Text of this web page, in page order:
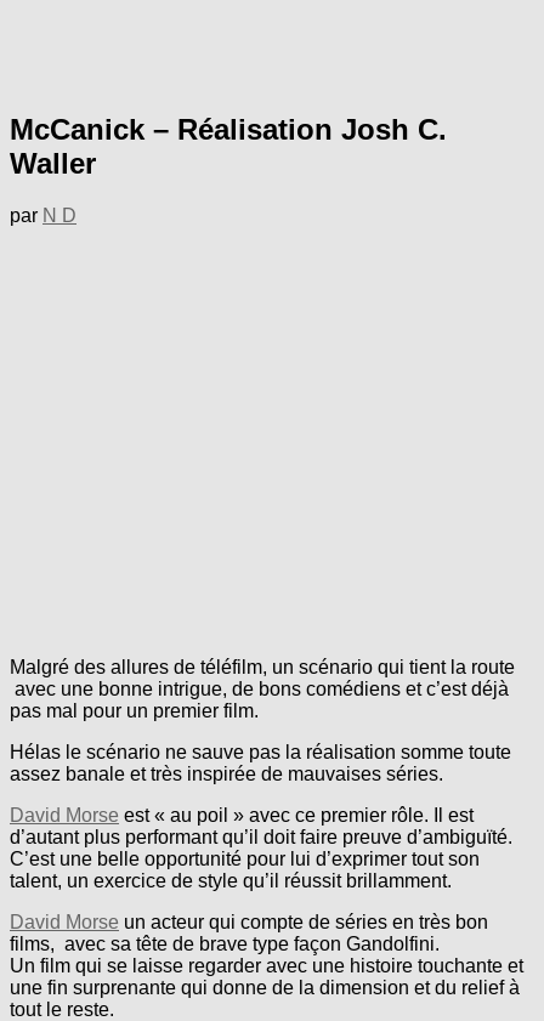
McCanick – Réalisation Josh C.
Waller
par N D
Malgré des allures de téléfilm, un scénario qui tient la route
avec une bonne intrigue, de bons comédiens et c’est déjà
pas mal pour un premier film.
Hélas le scénario ne sauve pas la réalisation somme toute
assez banale et très inspirée de mauvaises séries.
David Morse est « au poil » avec ce premier rôle. Il est
d’autant plus performant qu’il doit faire preuve d’ambiguïté.
C’est une belle opportunité pour lui d’exprimer tout son
talent, un exercice de style qu’il réussit brillamment.
David Morse un acteur qui compte de séries en très bon
films, avec sa tête de brave type façon Gandolfini.
Un film qui se laisse regarder avec une histoire touchante et
une fin surprenante qui donne de la dimension et du relief à
tout le reste.